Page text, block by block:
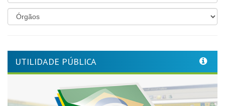
UTILIDADE PÚBLICA